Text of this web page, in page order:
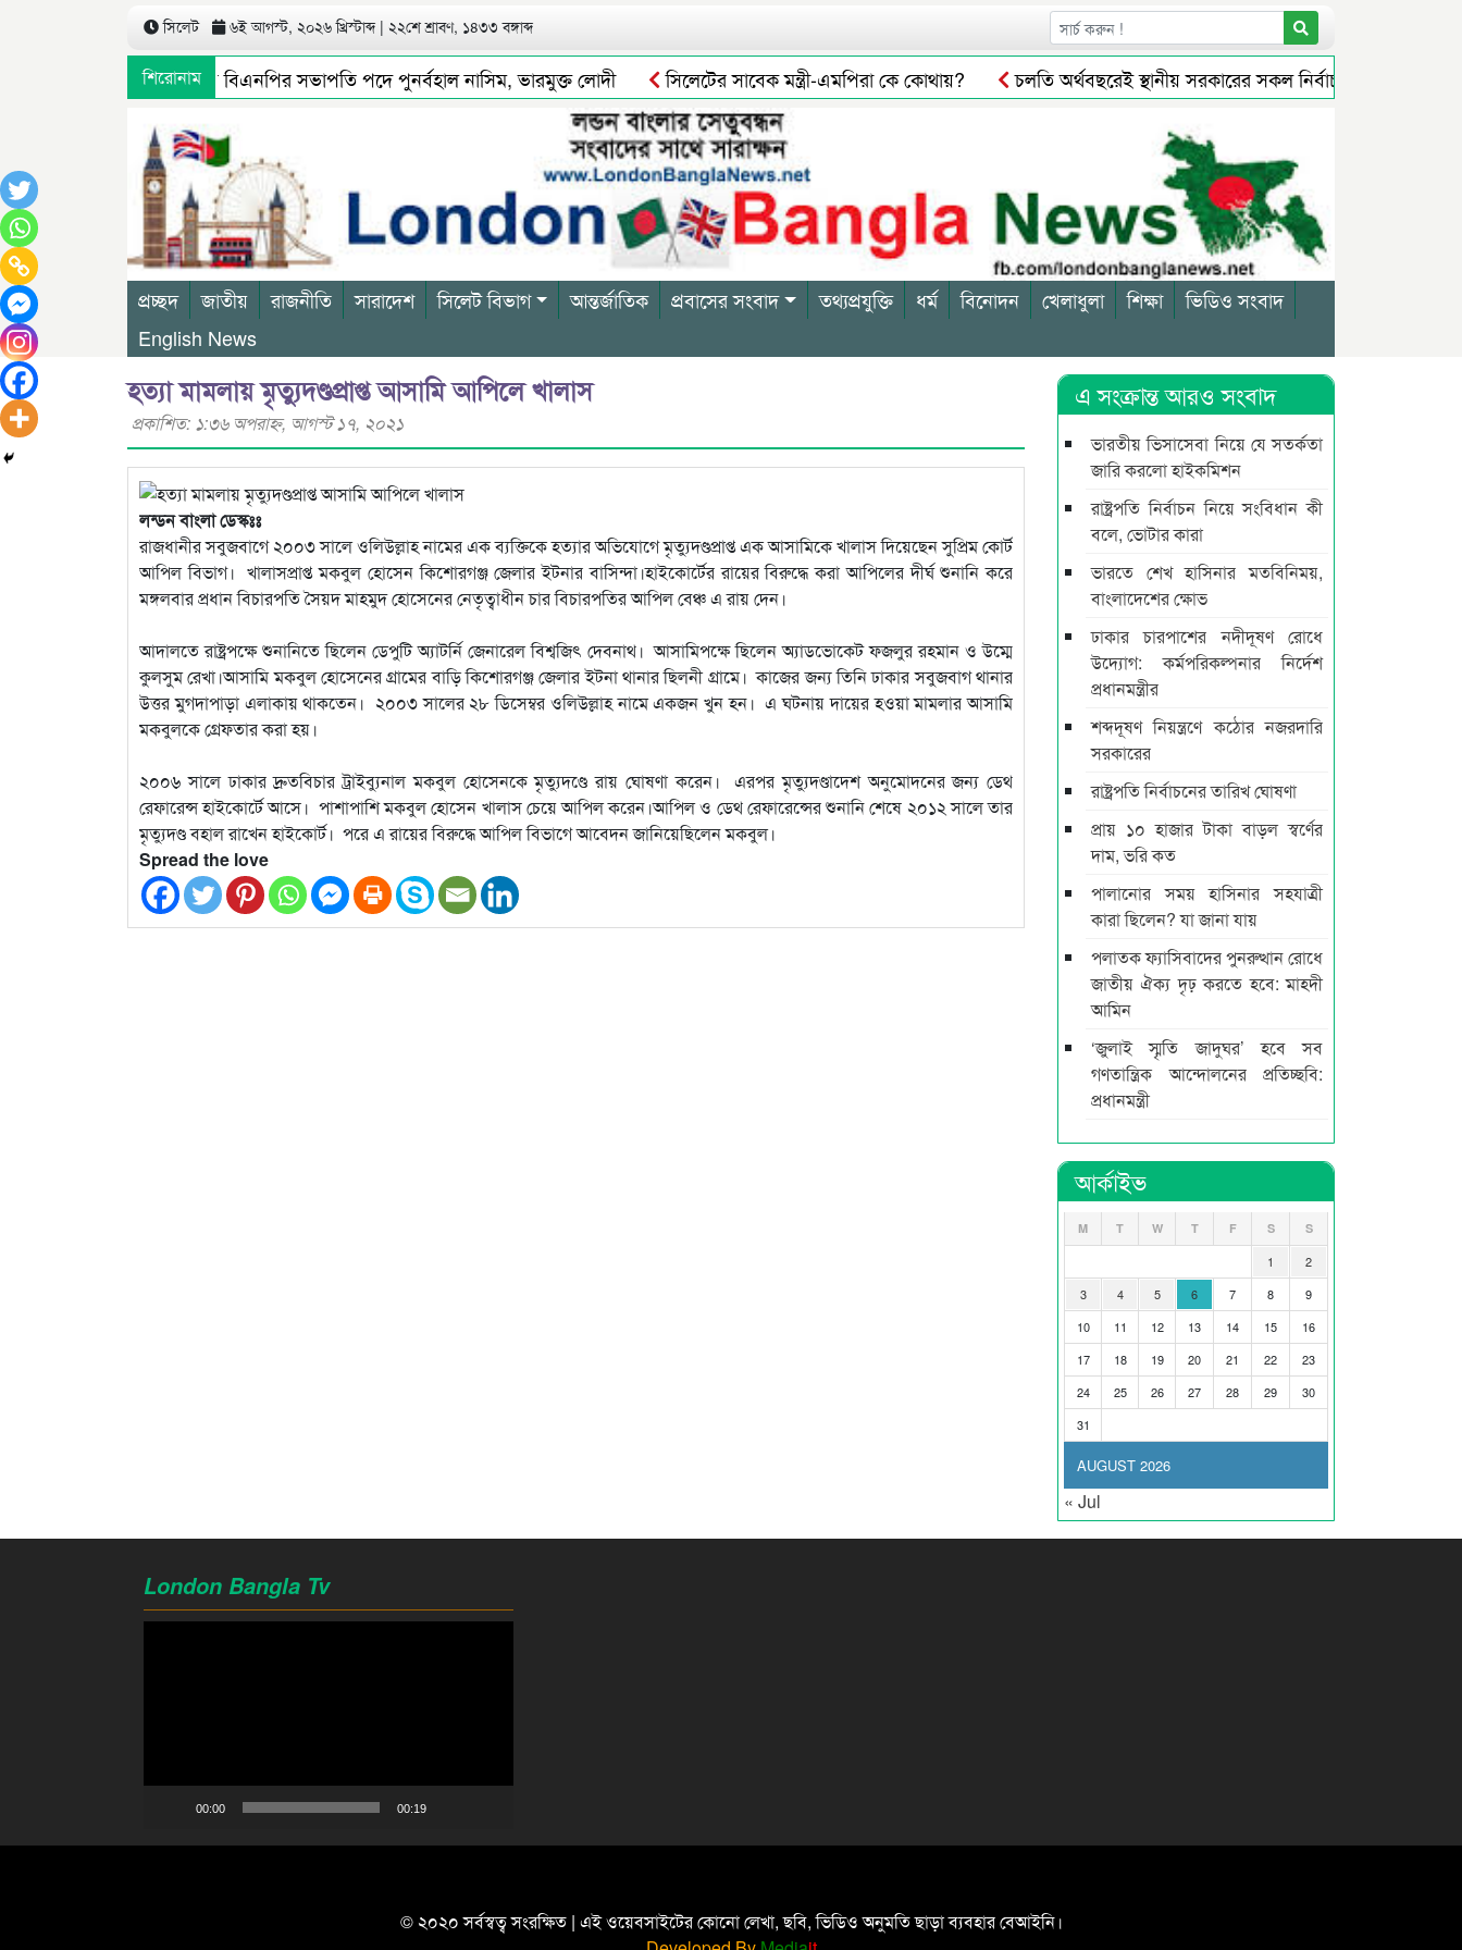
সিলেট ৬ই আগস্ট, ২০২৬ খ্রিস্টাব্দ | ২২শে শ্রাবণ, ১৪৩৩ বঙ্গাব্দ
শিরোনাম
সিলেট মহানগর বিএনপির সভাপতি পদে পুনর্বহাল নাসিম, ভারমুক্ত লোদী সিলেটের সাবেক মন্ত্রী-এমপিরা কে কোথায়? চলতি অর্থবছরেই স্থানীয় সরকারের সকল নির্বাচন অনুষ্ঠিত হবে:
প্রচ্ছদ জাতীয় রাজনীতি সারাদেশ সিলেট বিভাগ আন্তর্জাতিক প্রবাসের সংবাদ তথ্যপ্রযুক্তি ধর্ম বিনোদন খেলাধুলা শিক্ষা
ভিডিও সংবাদ
English News
হত্যা মামলায় মৃত্যুদণ্ডপ্রাপ্ত আসামি আপিলে খালাস
প্রকাশিত: ১:৩৬ অপরাহ্ণ, আগস্ট ১৭, ২০২১
লন্ডন বাংলা ডেস্কঃঃ
রাজধানীর সবুজবাগে ২০০৩ সালে ওলিউল্লাহ নামের এক ব্যক্তিকে হত্যার অভিযোগে মৃত্যুদণ্ডপ্রাপ্ত এক আসামিকে খালাস দিয়েছেন সুপ্রিম কোর্ট
আপিল বিভাগ। খালাসপ্রাপ্ত মকবুল হোসেন কিশোরগঞ্জ জেলার ইটনার বাসিন্দা।হাইকোর্টের রায়ের বিরুদ্ধে করা আপিলের দীর্ঘ শুনানি করে
মঙ্গলবার প্রধান বিচারপতি সৈয়দ মাহমুদ হোসেনের নেতৃত্বাধীন চার বিচারপতির আপিল বেঞ্চ এ রায় দেন।
আদালতে রাষ্ট্রপক্ষে শুনানিতে ছিলেন ডেপুটি অ্যাটর্নি জেনারেল বিশ্বজিৎ দেবনাথ। আসামিপক্ষে ছিলেন অ্যাডভোকেট ফজলুর রহমান ও উম্মে
কুলসুম রেখা।আসামি মকবুল হোসেনের গ্রামের বাড়ি কিশোরগঞ্জ জেলার ইটনা থানার ছিলনী গ্রামে। কাজের জন্য তিনি ঢাকার সবুজবাগ থানার
উত্তর মুগদাপাড়া এলাকায় থাকতেন। ২০০৩ সালের ২৮ ডিসেম্বর ওলিউল্লাহ নামে একজন খুন হন। এ ঘটনায় দায়ের হওয়া মামলার আসামি
মকবুলকে গ্রেফতার করা হয়।
২০০৬ সালে ঢাকার দ্রুতবিচার ট্রাইব্যুনাল মকবুল হোসেনকে মৃত্যুদণ্ডে রায় ঘোষণা করেন। এরপর মৃত্যুদণ্ডাদেশ অনুমোদনের জন্য ডেথ
রেফারেন্স হাইকোর্টে আসে। পাশাপাশি মকবুল হোসেন খালাস চেয়ে আপিল করেন।আপিল ও ডেথ রেফারেন্সের শুনানি শেষে ২০১২ সালে তার
মৃত্যুদণ্ড বহাল রাখেন হাইকোর্ট। পরে এ রায়ের বিরুদ্ধে আপিল বিভাগে আবেদন জানিয়েছিলেন মকবুল।
Spread the love
এ সংক্রান্ত আরও সংবাদ
ভারতীয় ভিসাসেবা নিয়ে যে সতর্কতা
জারি করলো হাইকমিশন
রাষ্ট্রপতি নির্বাচন নিয়ে সংবিধান কী
বলে, ভোটার কারা
ভারতে শেখ হাসিনার মতবিনিময়,
বাংলাদেশের ক্ষোভ
ঢাকার চারপাশের নদীদূষণ রোধে
উদ্যোগ: কর্মপরিকল্পনার নির্দেশ
প্রধানমন্ত্রীর
শব্দদূষণ নিয়ন্ত্রণে কঠোর নজরদারি
সরকারের
রাষ্ট্রপতি নির্বাচনের তারিখ ঘোষণা
প্রায় ১০ হাজার টাকা বাড়ল স্বর্ণের
দাম, ভরি কত
পালানোর সময় হাসিনার সহযাত্রী
কারা ছিলেন? যা জানা যায়
পলাতক ফ্যাসিবাদের পুনরুত্থান রোধে
জাতীয় ঐক্য দৃঢ় করতে হবে: মাহ্দী
আমিন
‘জুলাই স্মৃতি জাদুঘর’ হবে সব
গণতান্ত্রিক আন্দোলনের প্রতিচ্ছবি:
প্রধানমন্ত্রী
আর্কাইভ
AUGUST 2026
M T W T F S S
1
2
3
4 5 6 7 8
9
10
11 12 13 14 15
16
17
18 19 20 21 22
23
24
25 26 27 28 29
30
31
« Jul
London Bangla Tv
00:00 00:19
© ২০২০ সর্বস্বত্ব সংরক্ষিত | এই ওয়েবসাইটের কোনো লেখা, ছবি, ভিডিও অনুমতি ছাড়া ব্যবহার বেআইনি।